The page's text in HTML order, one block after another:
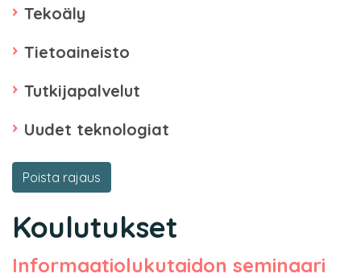
Tekoäly
Tietoaineisto
Tutkijapalvelut
Uudet teknologiat
Poista rajaus
Koulutukset
Informaatiolukutaidon seminaari